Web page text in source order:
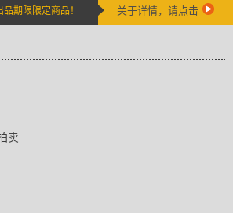
期限限定商品！ 关于详情，请点击
卖